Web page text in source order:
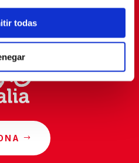
todas
nuestrapolítica de